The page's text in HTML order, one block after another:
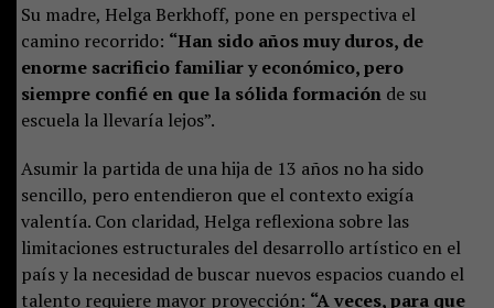
Su madre, Helga Berkhoff, pone en perspectiva el
camino recorrido: “Han sido años muy duros, de
enorme sacrificio familiar y económico, pero
siempre confié en que la sólida formaciónde su
escuela la llevaría lejos”.
Asumir la partida de una hija de 13 años no ha sido
sencillo, pero entendieron que el contexto exigía
valentía. Con claridad, Helga reflexiona sobre las
limitaciones estructurales del desarrollo artístico en el
país y la necesidad de buscar nuevos espacios cuando el
talento requiere mayor proyección: “A veces, para que